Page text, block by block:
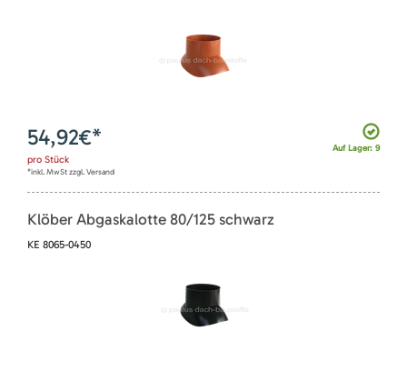
Auf Lager: 9
54,92€*
pro Stück
*inkl. MwSt zzgl. Versand
Klöber Abgaskalotte 80/125 schwarz
KE 8065-0450